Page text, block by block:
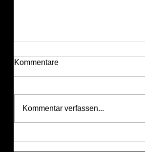
Kommentare
Kommentar verfassen...